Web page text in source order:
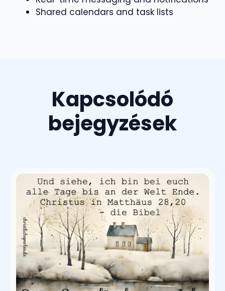
Shared calendars and task lists
Kapcsolódó
bejegyzések